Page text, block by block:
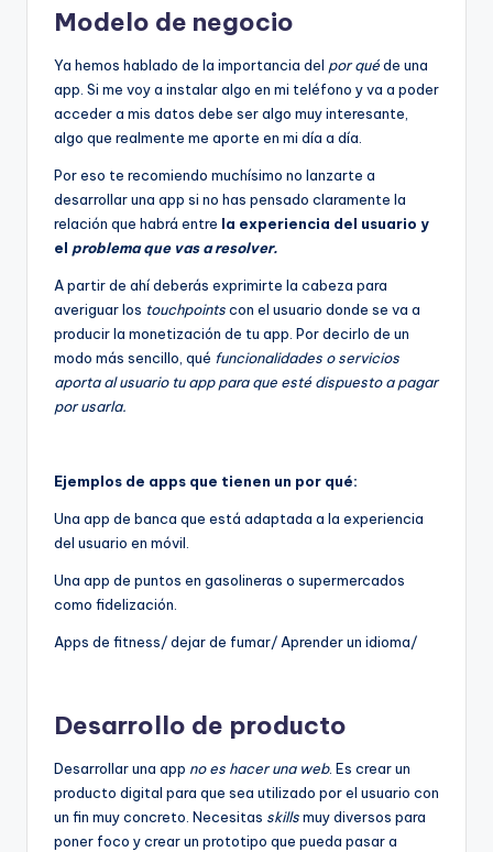
Modelo de negocio
Ya hemos hablado de la importancia del por quéde una
app. Si me voy a instalar algo en mi teléfono y va a poder
acceder a mis datos debe ser algo muy interesante,
algo que realmente me aporte en mi día a día.
Por eso te recomiendo muchísimo no lanzarte a
desarrollar una app si no has pensado claramente la
relación que habrá entre la experiencia del usuario y
el problema que vas a resolver.
A partir de ahí deberás exprimirte la cabeza para
averiguar los touchpointscon el usuario donde se va a
producir la monetización de tu app. Por decirlo de un
modo más sencillo, qué funcionalidades o servicios
aporta al usuario tu app para que esté dispuesto a pagar
por usarla.
Ejemplos de apps que tienen un por qué:
Una app de banca que está adaptada a la experiencia
del usuario en móvil.
Una app de puntos en gasolineras o supermercados
como fidelización.
Apps de fitness/ dejar de fumar/ Aprender un idioma/
Desarrollo de producto
Desarrollar una app no es hacer una web. Es crear un
producto digital para que sea utilizado por el usuario con
un fin muy concreto. Necesitas skillsmuy diversos para
poner foco y crear un prototipo que pueda pasar a